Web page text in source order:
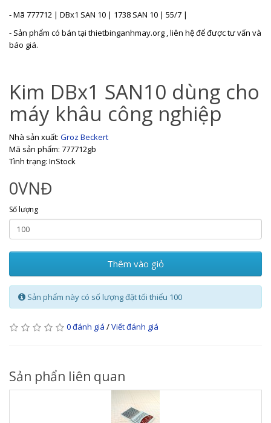
- Mã 777712 | DBx1 SAN 10 | 1738 SAN 10 | 55/7 |
- Sản phẩm có bán tại thietbinganhmay.org , liên hệ để được tư vấn và
báo giá.
Kim DBx1 SAN10 dùng cho
máy khâu công nghiệp
Nhà sản xuất: Groz Beckert
Mã sản phẩm: 777712gb
Tình trạng: InStock
0VNĐ
Số lượng
Thêm vào giỏ
Sản phẩm này có số lượng đặt tối thiểu 100
0 đánh giá /Viết đánh giá
Sản phẩn liên quan